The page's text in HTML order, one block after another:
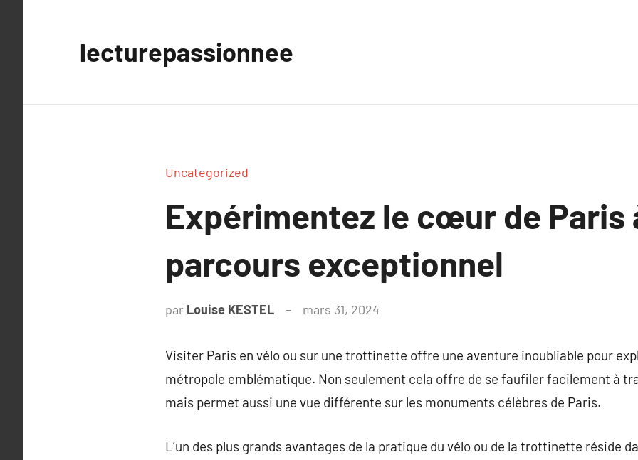
lecturepassionnee
Uncategorized
Expérimentez le cœur de Paris
parcours exceptionnel
par Louise KESTEL mars 31, 2024
Visiter Paris en vélo ou sur une trottinette offre une aventure inoubliable pour
métropole emblématique. Non seulement cela offre de se faufiler facilement à
mais permet aussi une vue différente sur les monuments célèbres de Paris.
L’un des plus grands avantages de la pratique du vélo ou de la trottinette réside